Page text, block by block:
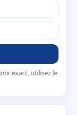
exact, utilisez le